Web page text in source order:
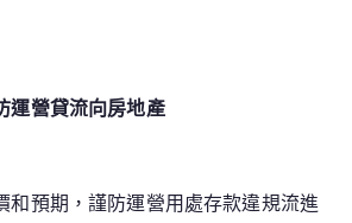
運營貸流向房地產
預期，謹防運營用處存款違規流進